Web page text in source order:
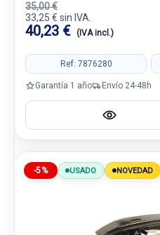
35,00 €
33,25 € sin IVA.
40,23 € (IVA incl.)
Ref: 7876280
Garantía 1 año Envío 24-48h
-5% USADO NOVEDAD